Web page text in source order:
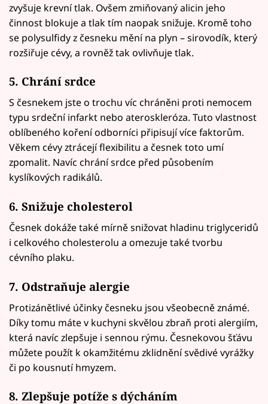
zvyšuje krevní tlak. Ovšem zmiňovaný alicin jeho
činnost blokuje a tlak tím naopak snižuje. Kromě toho
se polysulfidy z česneku mění na plyn – sirovodík, který
rozšiřuje cévy, a rovněž tak ovlivňuje tlak.
5. Chrání srdce
S česnekem jste o trochu víc chráněni proti nemocem
typu srdeční infarkt nebo ateroskleróza. Tuto vlastnost
oblíbeného koření odborníci připisují více faktorům.
Věkem cévy ztrácejí flexibilitu a česnek toto umí
zpomalit. Navíc chrání srdce před působením
kyslíkových radikálů.
6. Snižuje cholesterol
Česnek dokáže také mírně snižovat hladinu triglyceridů
i celkového cholesterolu a omezuje také tvorbu
cévního plaku.
7. Odstraňuje alergie
Protizánětlivé účinky česneku jsou všeobecně známé.
Díky tomu máte v kuchyni skvělou zbraň proti alergiím,
která navíc zlepšuje i sennou rýmu. Česnekovou šťávu
můžete použít k okamžitému zklidnění svědivé vyrážky
či po kousnutí hmyzem.
8. Zlepšuje potíže s dýcháním